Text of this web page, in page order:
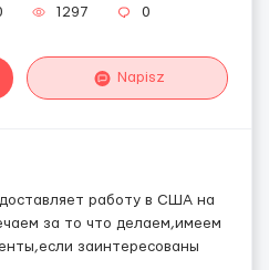
1297 0
Napisz
работу в США на
за то что делаем,имеем
заинтересованы